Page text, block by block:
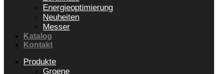
Energieoptimierung
Neuheiten
Messer
Katalog
Kontakt
Produkte
Groene